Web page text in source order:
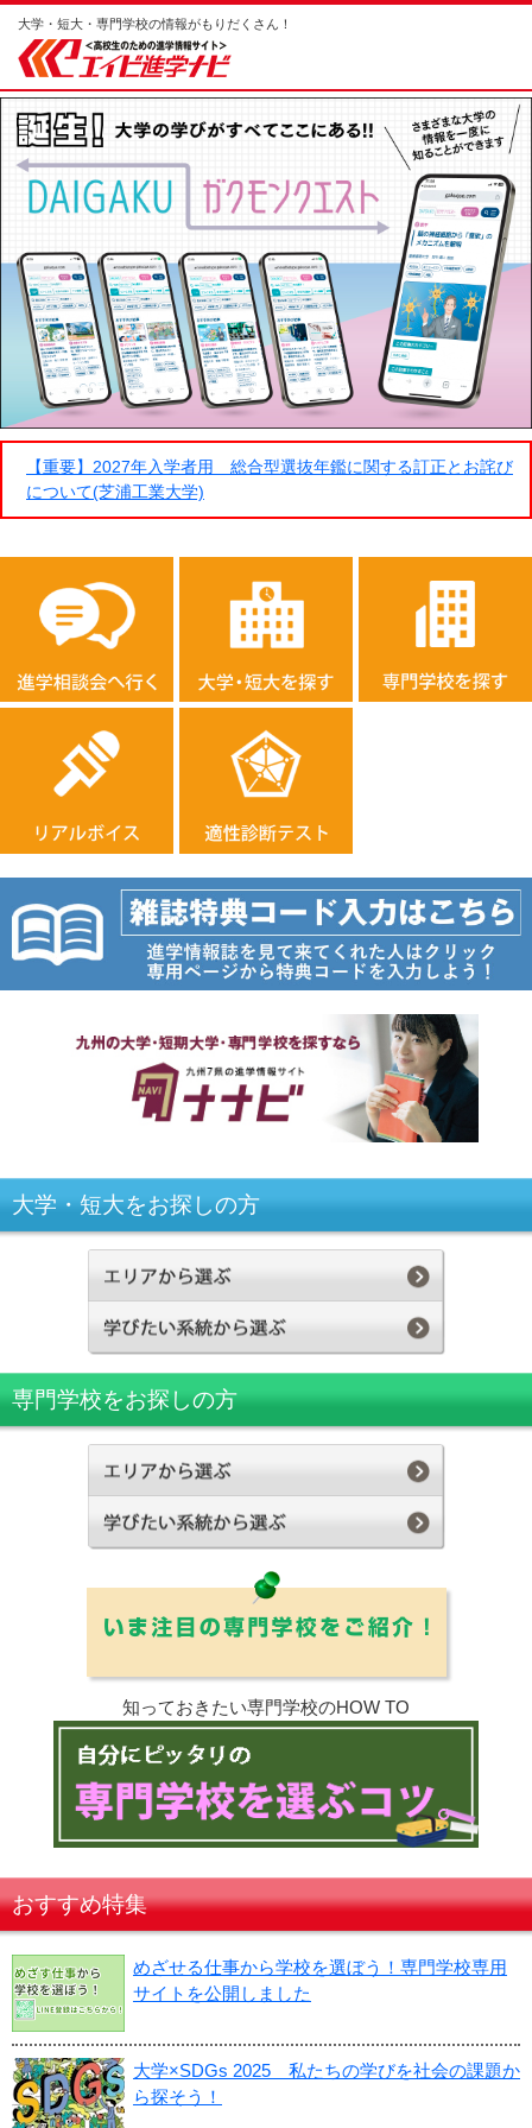
大学・短大・専門学校の情報がもりだくさん！
【重要】2027年入学者用 総合型選抜年鑑に関する訂正とお詫び
について(芝浦工業大学)
大学・短大をお探しの方
専門学校をお探しの方
知っておきたい専門学校のHOW TO
おすすめ特集
めざせる仕事から学校を選ぼう！専門学校専用
サイトを公開しました
大学×SDGs 2025 私たちの学びを社会の課題か
ら探そう！